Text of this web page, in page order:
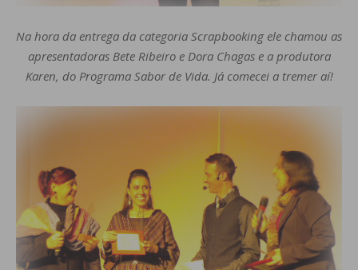
Na hora da entrega da categoria Scrapbooking ele chamou as
apresentadoras Bete Ribeiro e Dora Chagas e a produtora
Karen, do Programa Sabor de Vida. Já comecei a tremer aí!